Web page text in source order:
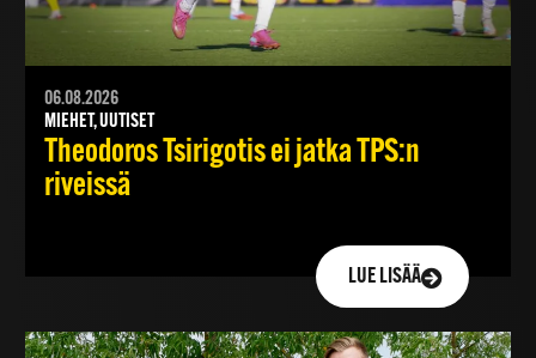
06.08.2026
MIEHET, UUTISET
Theodoros Tsirigotis ei jatka TPS:n
riveissä
LUE LISÄÄ